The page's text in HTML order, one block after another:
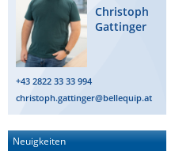
Ihse
Kerlink
Kramer Electronics
KVM TEC
Legrand
LigoWave
Christoph
Gattinger
+43 2822 33 33 994
christoph.gattinger@bellequip.at
Neuigkeiten